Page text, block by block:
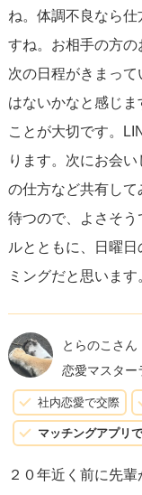
彼女に対して、催
なメッセージを送
「体調は良くなった
いうように彼女を
女も返信しやすく
思っていることも伝
するのがポイントで
最後に、彼女の都合
たとしても、彼女
デートに誘ってく
頼と共感を土台にし
い。
ね。体調不良なら
すね。お相手の方
次の日程がきまっ
はないかなと感じ
ことが大切です。
ります。次にお会
の仕方など共有し
待つので、よさそ
ルとともに、日曜
ミングだと思います
とらのこさん
恋愛マスター
社内恋愛で交際
マッチングアプリ
２０年近く前に先